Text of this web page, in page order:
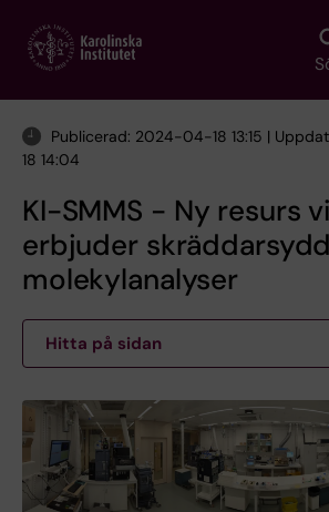
main
Publicerad: 2024-04-18 13:15 |
18 14:04
KI-SMMS - Ny resurs
erbjuder
molekylanalyser
Hitta på sidan